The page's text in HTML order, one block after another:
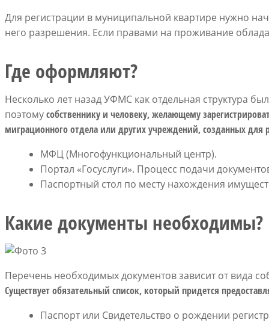
Для регистрации в муниципальной квартире нужно
него разрешения. Если правами на проживание
Где оформляют?
Несколько лет назад УФМС как отдельная структура
поэтомусобственнику и человеку, желающему
миграционного отдела или других учреждений, созданных для
МФЦ (Многофункциональный центр).
Портал «Госуслуги». Процесс подачи
Паспортный стол по месту нахождения
Какие документы необходимы?
Перечень необходимых документов зависит от вида
Существует обязательный список, который придется
Паспорт или Свидетельство о рождении